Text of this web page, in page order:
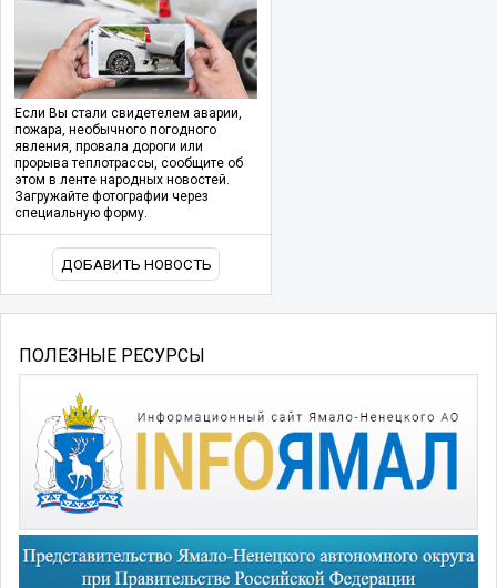
Если Вы стали свидетелем аварии,
пожара, необычного погодного
явления, провала дороги или
прорыва теплотрассы, сообщите об
этом в ленте народных новостей.
Загружайте фотографии через
специальную форму.
ДОБАВИТЬ НОВОСТЬ
ПОЛЕЗНЫЕ РЕСУРСЫ